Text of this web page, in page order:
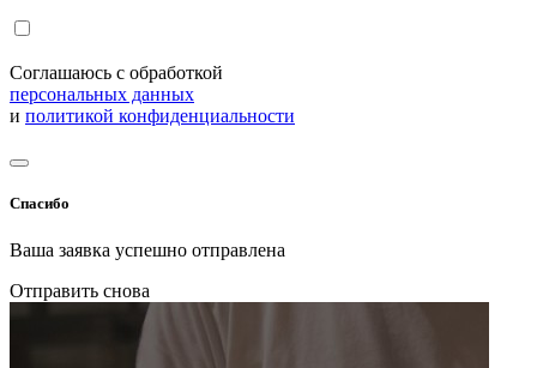
Соглашаюсь с обработкой
персональных данных
и политикой конфиденциальности
Спасибо
Ваша заявка успешно отправлена
Отправить снова